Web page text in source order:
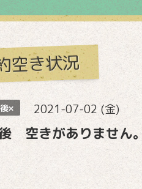
空き状況
× 2021-07-02 (金)
空きがありません。